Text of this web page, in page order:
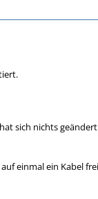
sich nichts
einmal ein Kabel